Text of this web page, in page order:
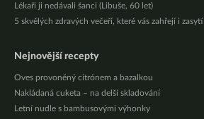
Lékaři ji nedávali šanci (Libuše, 60 let)
5 skvělých zdravých večeří, které vás zahřejí i zasytí
Nejnovější recepty
Oves provoněný citrónem a bazalkou
Nakládaná cuketa – na delší skladování
Letní nudle s bambusovými výhonky